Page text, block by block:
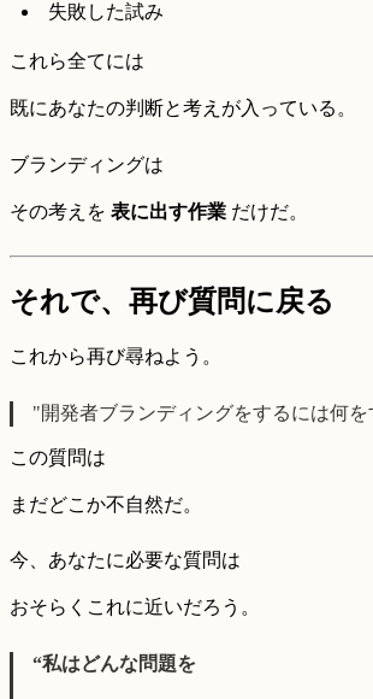
失敗した試み
これら全てには
既にあなたの判断と考えが入っている。
ブランディングは
その考えを 表に出す作業 だけだ。
それで、再び質問に戻る
これから再び尋ねよう。
"開発者ブランディングをするには何を
この質問は
まだどこか不自然だ。
今、あなたに必要な質問は
おそらくこれに近いだろう。
“私はどんな問題を